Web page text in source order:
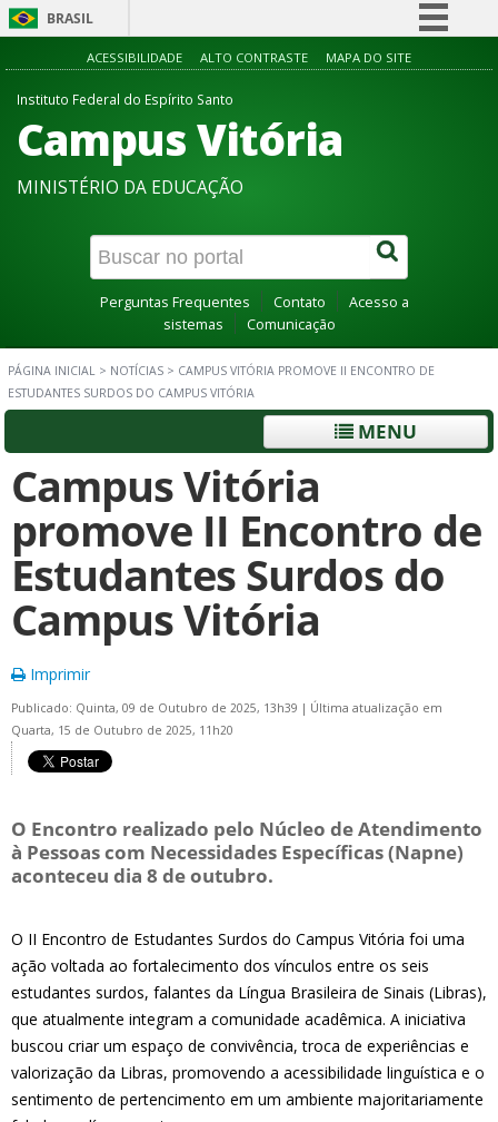
BRASIL
Simplifique!
Acesso à informação
Canais
ACESSIBILIDADE ALTO CONTRASTE MAPA DO SITE
Instituto Federal do Espírito Santo
Campus Vitória
MINISTÉRIO DA EDUCAÇÃO
Perguntas Frequentes Contato
Acesso a
sistemas
Comunicação
PÁGINA INICIAL > NOTÍCIAS > CAMPUS VITÓRIA PROMOVE II ENCONTRO DE
ESTUDANTES SURDOS DO CAMPUS VITÓRIA
MENU
Campus Vitória
promove II Encontro de
Estudantes Surdos do
Campus Vitória
Imprimir
Publicado: Quinta, 09 de Outubro de 2025, 13h39 | Última atualização em
Quarta, 15 de Outubro de 2025, 11h20
O Encontro realizado pelo Núcleo de Atendimento
à Pessoas com Necessidades Específicas (Napne)
aconteceu dia 8 de outubro.
O II Encontro de Estudantes Surdos do Campus Vitória foi uma
ação voltada ao fortalecimento dos vínculos entre os seis
estudantes surdos, falantes da Língua Brasileira de Sinais (Libras),
que atualmente integram a comunidade acadêmica. A iniciativa
buscou criar um espaço de convivência, troca de experiências e
valorização da Libras, promovendo a acessibilidade linguística e o
sentimento de pertencimento em um ambiente majoritariamente